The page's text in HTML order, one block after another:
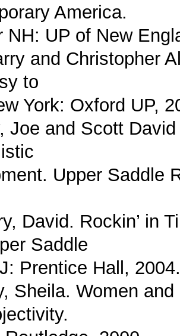
America.
NH: UP of New
and Christopher
to
York: Oxford UP,
Joe and Scott
Upper Saddle
David. Rockin’ in
Saddle
Prentice Hall, 2004.
Sheila. Women